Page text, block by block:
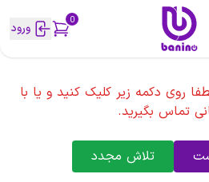
0 ورود
روی دکمه زیر کلیک کنید و یا با
تماس بگیرید.
تلاش مجدد